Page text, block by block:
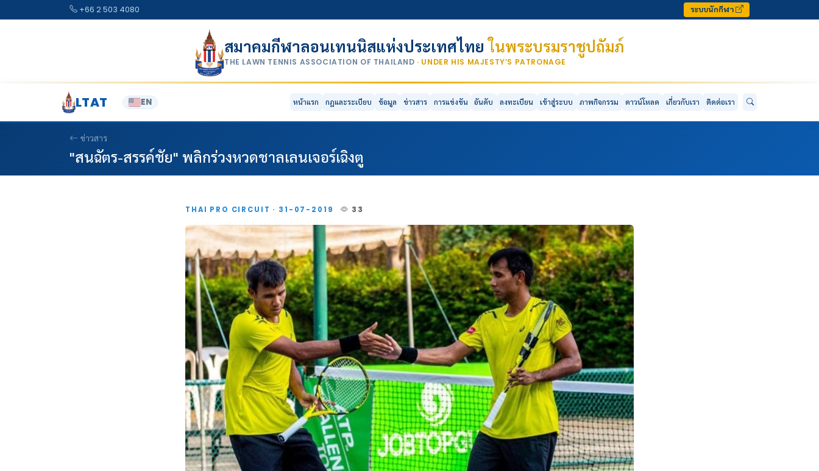
+66 2 503 4080 ระบบนักกีฬา
สมาคมกีฬาลอนเทนนิสแห่งประเทศไทยในพระบรมราชูปถัมภ์
THE LAWN TENNIS ASSOCIATION OF THAILAND · UNDER HIS MAJESTY’S PATRONAGE
LTAT EN หน้าแรก กฎและระเบียบ ข้อมูล ข่าวสาร การแข่งขัน อันดับ ลงทะเบียน เข้าสู่ระบบ ภาพกิจกรรม ดาวน์โหลด เกี่ยวกับเรา ติดต่อเรา
ข่าวสาร
"สนฉัตร-สรรค์ชัย" พลิกร่วงหวดชาลเลนเจอร์เฉิงตู
THAI PRO CIRCUIT · 31-07-2019 33